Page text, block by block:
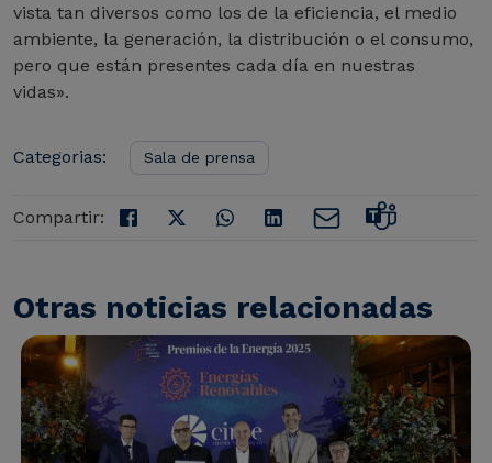
vista tan diversos como los de la eficiencia, el medio
ambiente, la generación, la distribución o el consumo,
pero que están presentes cada día en nuestras
vidas».
Categorias: Sala de prensa
Compartir:
Otras noticias relacionadas